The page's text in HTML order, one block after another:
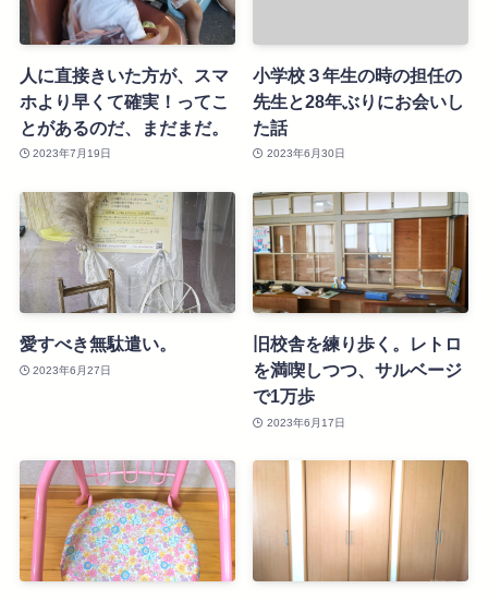
人に直接きいた方が、スマ
ホより早くて確実！ってこ
とがあるのだ、まだまだ。
2023年7月19日
小学校３年生の時の担任の
先生と28年ぶりにお会いし
た話
2023年6月30日
愛すべき無駄遣い。
2023年6月27日
旧校舎を練り歩く。レトロ
を満喫しつつ、サルベージ
で1万歩
2023年6月17日